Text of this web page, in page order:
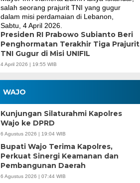
Presiden RI Prabowo Subianto Beri
Penghormatan Terakhir Tiga Prajurit
TNI Gugur di Misi UNIFIL
4 April 2026 | 19:55 WIB
WAJO
Kunjungan Silaturahmi Kapolres
Wajo ke DPRD
6 Agustus 2026 | 19:04 WIB
Bupati Wajo Terima Kapolres,
Perkuat Sinergi Keamanan dan
Pembangunan Daerah
6 Agustus 2026 | 07:44 WIB